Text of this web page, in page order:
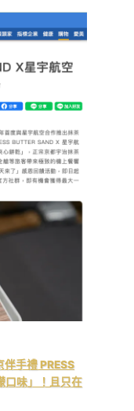
手禮 PRESS
口味」！且只在